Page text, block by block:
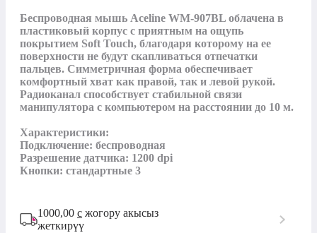
Беспроводная мышь Aceline WM-907BL облачена в
пластиковый корпус с приятным на ощупь
покрытием Soft Touch, благодаря которому на ее
поверхности не будут скапливаться отпечатки
пальцев. Симметричная форма обеспечивает
комфортный хват как правой, так и левой рукой.
Радиоканал способствует стабильной связи
манипулятора с компьютером на расстоянии до 10 м.
Характеристики:
Подключение: беспроводная
Разрешение датчика: 1200 dpi
Кнопки: стандартные 3
1000,00 с жогору акысыз
жеткирүү